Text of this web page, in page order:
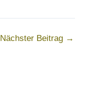
Nächster Beitrag →